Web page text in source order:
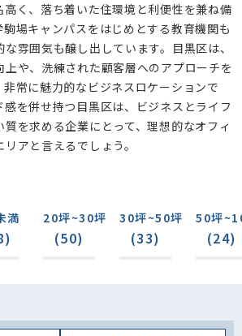
高く、落ち着いた住環境と利便性を兼ね備
駒場キャンパスをはじめとする教育機関も
雰囲気も醸し出しています。目黒区は、
上や、洗練された顧客層へのアプローチを
非常に魅力的なビジネスロケーションで
を併せ持つ目黒区は、ビジネスとライフ
を求める企業にとって、理想的なオフィ
アと言えるでしょう。
満 20坪~30坪
(50)
30坪~50坪
(33)
50坪
(24)